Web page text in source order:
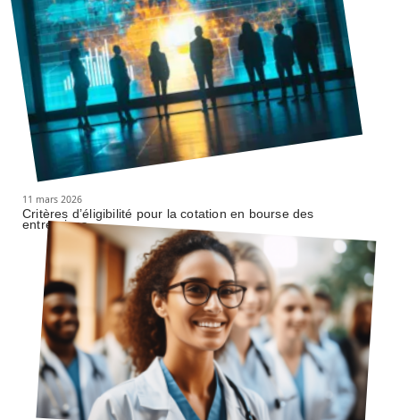
11 mars 2026
Critères d’éligibilité pour la cotation en bourse des
entreprises